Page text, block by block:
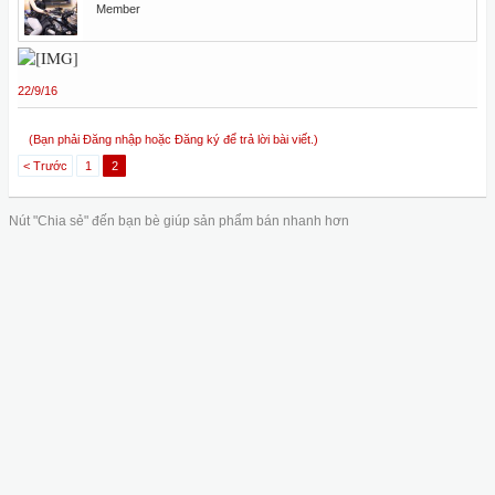
Member
22/9/16
(Bạn phải Đăng nhập hoặc Đăng ký để trả lời bài viết.)
< Trước
1 2
Nút "Chia sẻ" đến bạn bè giúp sản phẩm bán nhanh hơn